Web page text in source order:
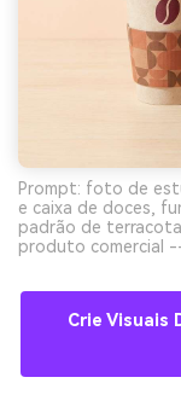
Prompt: foto de
e caixa de doces,
padrão de
produto comercial
Crie Visuais